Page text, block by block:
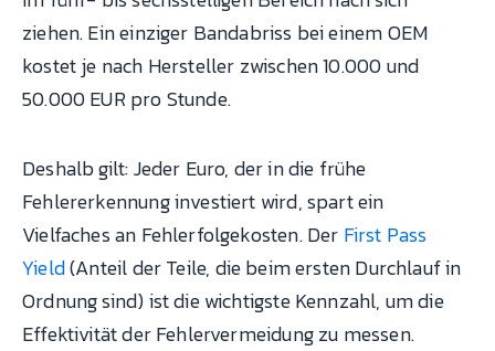
ziehen. Ein einziger Bandabriss bei einem OEM
kostet je nach Hersteller zwischen 10.000 und
50.000 EUR pro Stunde.
Deshalb gilt: Jeder Euro, der in die frühe
Fehlererkennung investiert wird, spart ein
Vielfaches an Fehlerfolgekosten. Der First Pass
Yield(Anteil der Teile, die beim ersten Durchlauf in
Ordnung sind) ist die wichtigste Kennzahl, um die
Effektivität der Fehlervermeidung zu messen.